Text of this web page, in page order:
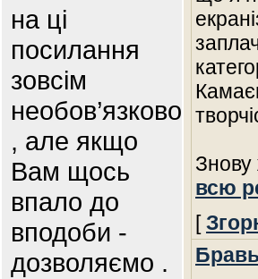
на ці
посилання
зовсім
необов’язково
, але якщо
Вам щось
впало до
вподоби -
дозволяємо .
Знову
всю
[